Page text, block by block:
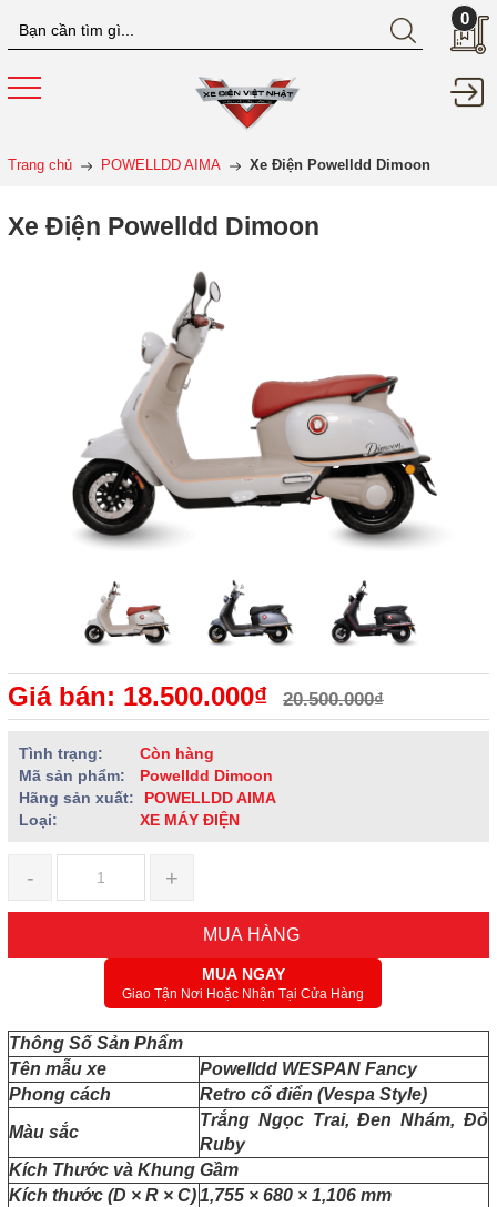
0
Trang chủ POWELLDD AIMA Xe Điện Powelldd Dimoon
Xe Điện Powelldd Dimoon
Giá bán: 18.500.000₫ 20.500.000₫
Tình trạng:
Còn hàng
Mã sản phẩm:
Powelldd Dimoon
Hãng sản xuất:
POWELLDD AIMA
Loại:
XE MÁY ĐIỆN
- +
MUA HÀNG
MUA NGAY
Giao Tận Nơi Hoặc Nhận Tại Cửa Hàng
Thông Số Sản Phẩm
Tên mẫu xe
Powelldd WESPAN Fancy
Phong cách
Retro cổ điển (Vespa Style)
Màu sắc
Trắng Ngọc Trai, Đen Nhám, Đỏ
Ruby
Kích Thước và Khung Gầm
Kích thước (D × R × C)1,755 × 680 × 1,106 mm